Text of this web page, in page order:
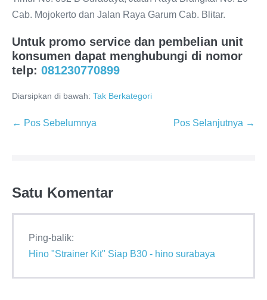
Cab. Mojokerto dan Jalan Raya Garum Cab. Blitar.
Untuk promo service dan pembelian unit
konsumen dapat menghubungi di nomor
telp: 081230770899
Diarsipkan di bawah: Tak Berkategori
← Pos Sebelumnya Pos Selanjutnya →
Satu Komentar
Ping-balik:
Hino "Strainer Kit" Siap B30 - hino surabaya